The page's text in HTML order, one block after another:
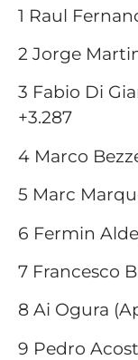
1 Raul
2 Jorge
3 Fabio Di
+3.287
4 Marco
5 Marc
6 Fermin
7 Francesco
8 Ai Ogura
9 Pedro